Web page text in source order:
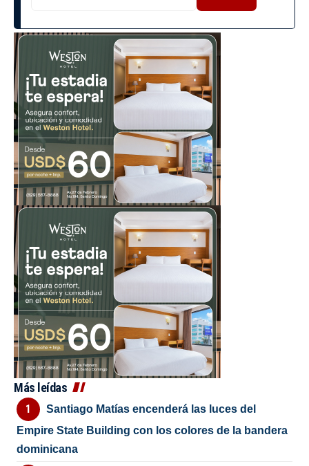
Más leídas
Santiago Matías encenderá las luces del
Empire State Building con los colores de la bandera
dominicana